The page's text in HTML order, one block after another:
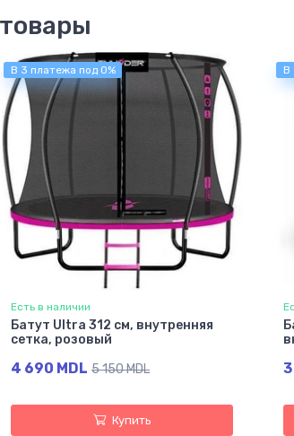
В 3 платежа под 0%
Есть в наличии
Батут Ultra 312 см, внутренняя
сетка, розовый
4 690 MDL 5 150 MDL
Купить
В